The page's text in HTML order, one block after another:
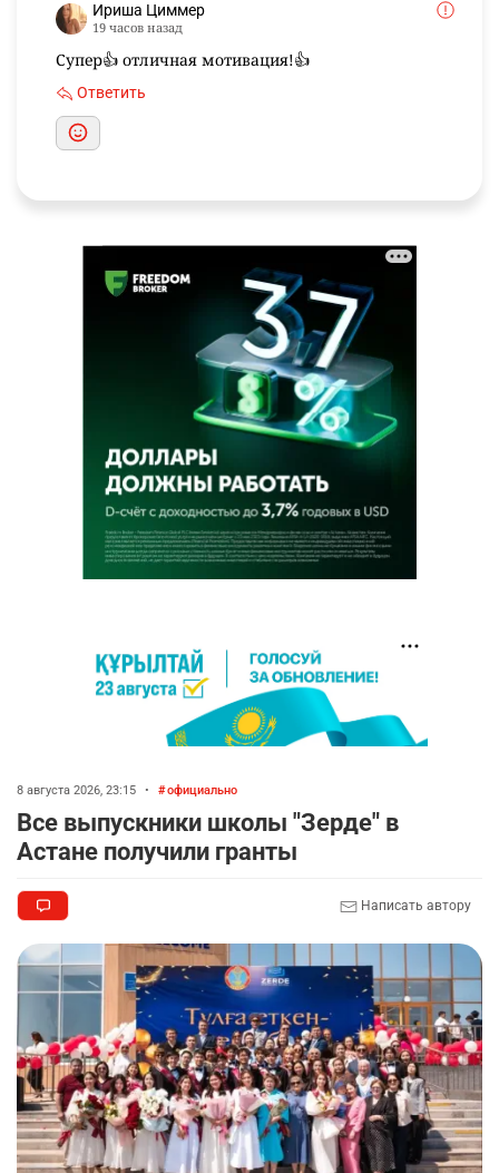
Ириша Циммер
19 часов назад
Супер👍 отличная мотивация!👍
Ответить
8 августа 2026, 23:15 • официально
Все выпускники школы "Зерде" в
Астане получили гранты
Написать автору